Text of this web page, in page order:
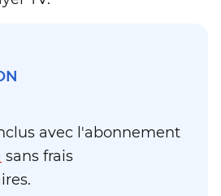
avec l'abonnement
sans frais